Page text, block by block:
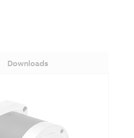
Downloads